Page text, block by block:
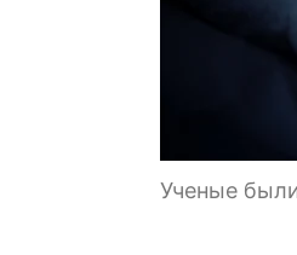
Ученые